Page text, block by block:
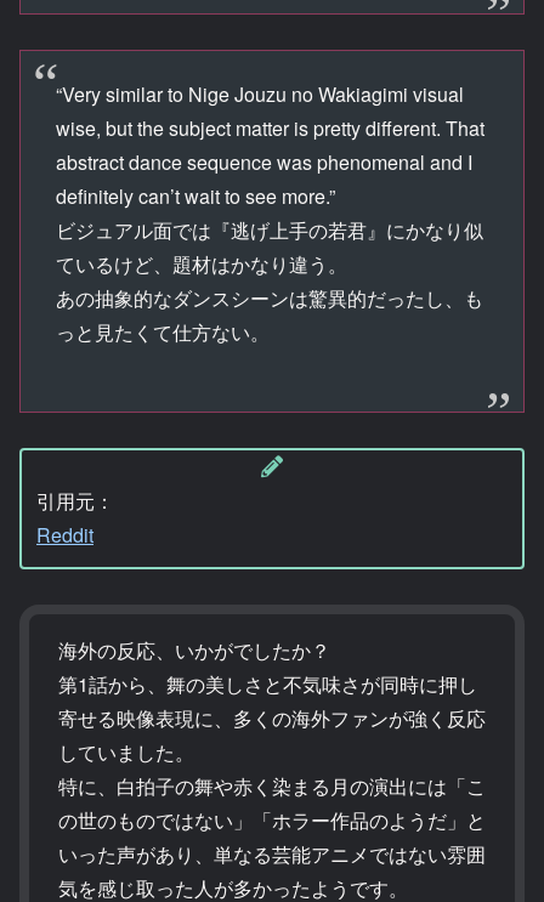
“Very similar to Nige Jouzu no Wakiagimi visual
wise, but the subject matter is pretty different. That
abstract dance sequence was phenomenal and I
definitely can’t wait to see more.”
ビジュアル面では『逃げ上手の若君』にかなり似
ているけど、題材はかなり違う。
あの抽象的なダンスシーンは驚異的だったし、も
っと見たくて仕方ない。
引用元：
Reddit
海外の反応、いかがでしたか？
第1話から、舞の美しさと不気味さが同時に押し
寄せる映像表現に、多くの海外ファンが強く反応
していました。
特に、白拍子の舞や赤く染まる月の演出には「こ
の世のものではない」「ホラー作品のようだ」と
いった声があり、単なる芸能アニメではない雰囲
気を感じ取った人が多かったようです。